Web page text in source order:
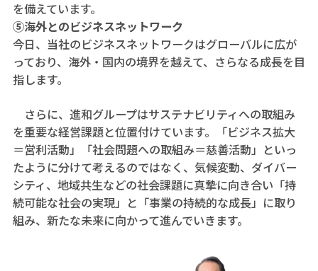
を備えています。
⑤海外とのビジネスネットワーク
今日、当社のビジネスネットワークはグローバルに広が
っており、海外・国内の境界を越えて、さらなる成長を目
指します。
さらに、進和グループはサステナビリティへの取組み
を重要な経営課題と位置付けています。「ビジネス拡大
＝営利活動」「社会問題への取組み＝慈善活動」といっ
たように分けて考えるのではなく、気候変動、ダイバー
シティ、地域共生などの社会課題に真摯に向き合い「持
続可能な社会の実現」と「事業の持続的な成長」に取り
組み、新たな未来に向かって進んでいきます。